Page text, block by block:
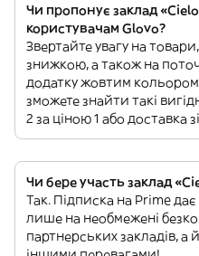
Чи пропонує заклад
користувачам Glovo?
Звертайте увагу на
знижкою, а також на
додатку жовтим
зможете знайти такі
2 за ціною 1 або доставка
Чи бере участь заклад
Так. Підписка на Prime
лише на необмежені
партнерських закладів, а